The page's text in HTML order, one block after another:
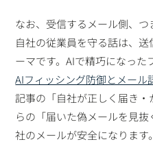
なお、受信するメール側、
自社の従業員を守る話は、
ーマです。AIで精巧になっ
AIフィッシング防御とメール
記事の「自社が正しく届き
らの「届いた偽メールを見
社のメールが安全になります。